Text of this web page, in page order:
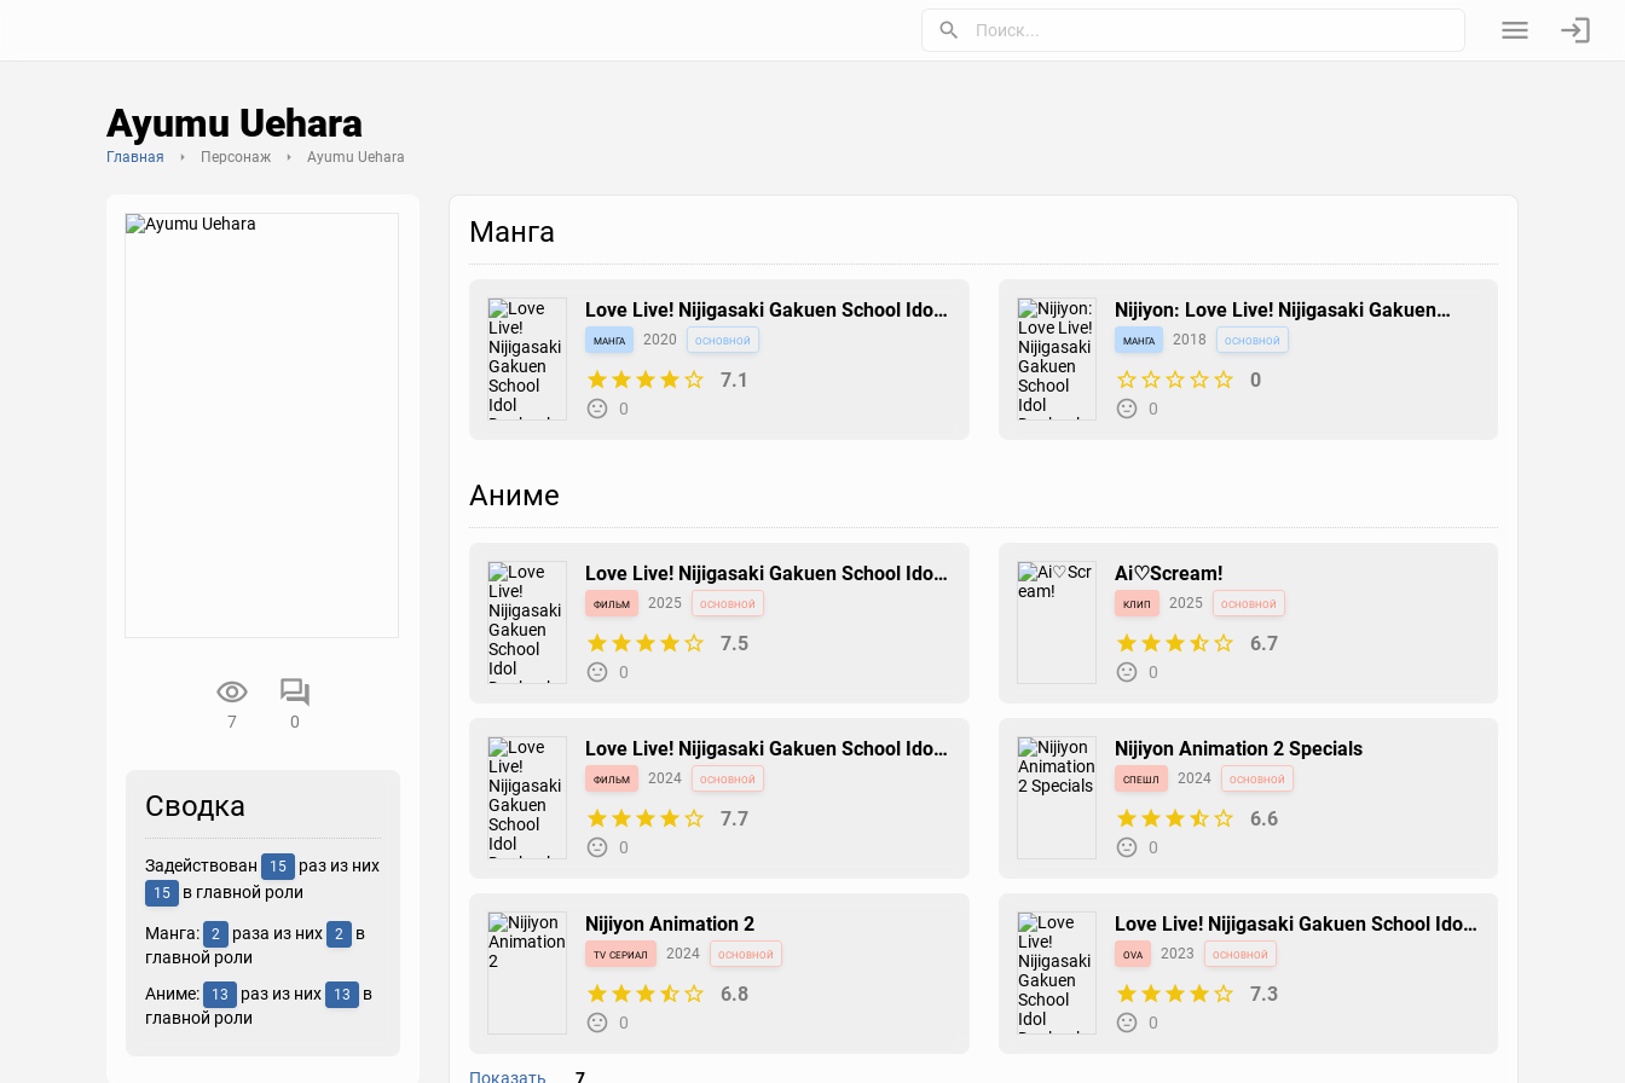
Ayumu Uehara
Главная Персонаж Ayumu Uehara
7 0
Сводка
Задействован 15 раз из них
15 в главной роли
Манга: 2 раза из них 2
в
главной роли
Аниме:
13 раз из них 13
в
главной роли
Манга
Love Live! Nijigasaki Gakuen School Idol
Doukoukai: Kizuna Comic Book
манга 2020 основной
7.1
0
Nijiyon: Love Live! Nijigasaki Gakuen
School Idol Doukoukai Yonkoma
манга 2018 основной
0
0
Аниме
Love Live! Nijigasaki Gakuen School Idol
Doukoukai: Kanketsu-hen Part 2
фильм 2025 основной
7.5
0
Ai♡Scream!
клип 2025 основной
6.7
0
Love Live! Nijigasaki Gakuen School Idol
Doukoukai: Kanketsu-hen
фильм 2024 основной
7.7
0
Nijiyon Animation 2 Specials
спешл 2024 основной
6.6
0
Nijiyon Animation 2
tv сериал 2024 основной
6.8
0
Love Live! Nijigasaki Gakuen School Idol
Doukoukai: Next Sky
ova 2023 основной
7.3
0
Показать 7